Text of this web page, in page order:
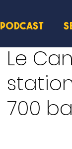
PODCAST
Le
700